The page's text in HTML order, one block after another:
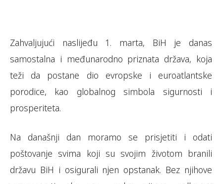
Zahvaljujući naslijeđu 1. marta, BiH je danas
samostalna i međunarodno priznata država, koja
teži da postane dio evropske i euroatlantske
porodice, kao globalnog simbola sigurnosti i
prosperiteta.
Na današnji dan moramo se prisjetiti i odati
poštovanje svima koji su svojim životom branili
državu BiH i osigurali njen opstanak. Bez njihove